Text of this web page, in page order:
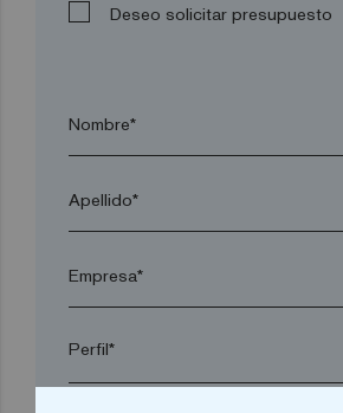
Deseo solicitar presupuesto
Nombre*
Apellido*
Empresa*